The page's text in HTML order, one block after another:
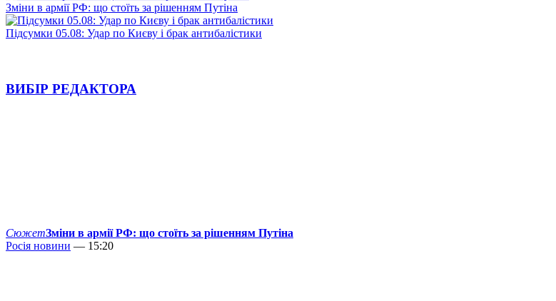
Зміни в армії РФ: що стоїть за рішенням Путіна
Підсумки 05.08: Удар по Києву і брак антибалістики
ВИБІР РЕДАКТОРА
СюжетЗміни в армії РФ: що стоїть за рішенням Путіна
Росія новини — 15:20